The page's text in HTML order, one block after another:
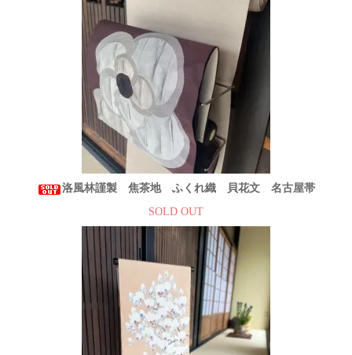
洛風林謹製 焦茶地 ふくれ織 貝花文 名古屋帯
SOLD OUT